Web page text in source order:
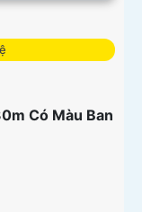
Có Màu Ban